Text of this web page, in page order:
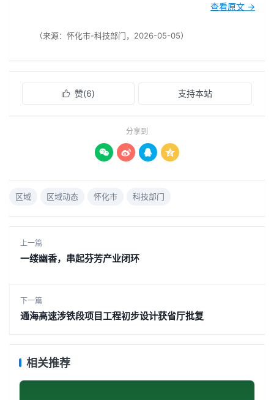
查看原文 →
（来源：怀化市-科技部门，2026-05-05）
 赞(6) 支持本站
分享到
   
区域 区域动态 怀化市 科技部门
上一篇
一缕幽香，串起芬芳产业闭环
下一篇
通海高速涉铁段项目工程初步设计获省厅批复
相关推荐